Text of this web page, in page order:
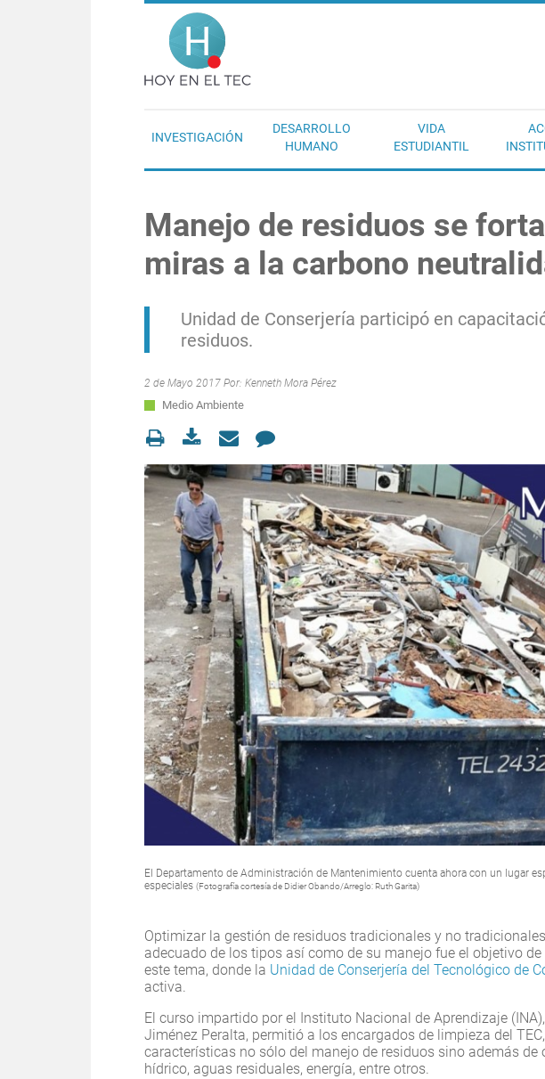
Pasar al contenido principal
INVESTIGACIÓN
DESARROLLO
HUMANO
VIDA
ESTUDIANTIL
Manejo de residuos se
miras a la carbono
Unidad de Conserjería participó en
residuos.
2 de Mayo 2017 Por: Kenneth Mora Pérez
Medio Ambiente
El Departamento de Administración de Mantenimiento cuenta ahora con un lugar
especiales (Fotografía cortesía de Didier Obando/Arreglo: Ruth Garita)
Optimizar la gestión de residuos tradicionales y no
adecuado de los tipos así como de su manejo fue el objetivo
este tema, donde la Unidad de Conserjería del Tecnológico de
activa.
El curso impartido por el Instituto Nacional de Aprendizaje
Jiménez Peralta, permitió a los encargados de limpieza del
características no sólo del manejo de residuos sino además
hídrico, aguas residuales, energía, entre otros.